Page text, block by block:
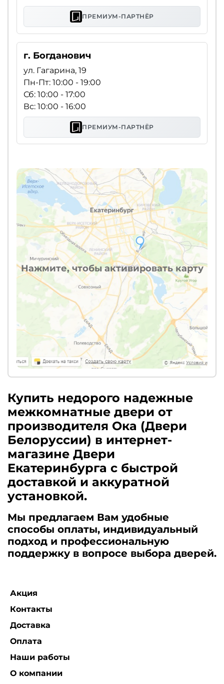
Нажмите, чтобы активировать карту
ПРЕМИУМ-ПАРТНЁР
г. Богданович
ул. Гагарина, 19
Пн-Пт: 10:00 - 19:00
Сб: 10:00 - 17:00
Вс: 10:00 - 16:00
ПРЕМИУМ-ПАРТНЁР
Купить недорого надежные
межкомнатные двери от
производителя Ока (Двери
Белоруссии) в интернет-
магазине Двери
Екатеринбурга с быстрой
доставкой и аккуратной
установкой.
Мы предлагаем Вам удобные
способы оплаты, индивидуальный
подход и профессиональную
поддержку в вопросе выбора дверей.
Акция
Контакты
Доставка
Оплата
Наши работы
О компании